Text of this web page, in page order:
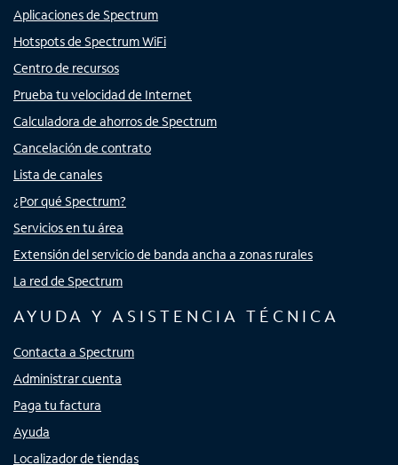
Aplicaciones de Spectrum
Hotspots de Spectrum WiFi
Centro de recursos
Prueba tu velocidad de Internet
Calculadora de ahorros de Spectrum
Cancelación de contrato
Lista de canales
¿Por qué Spectrum?
Servicios en tu área
Extensión del servicio de banda ancha a zonas rurales
La red de Spectrum
AYUDA Y ASISTENCIA TÉCNICA
Contacta a Spectrum
Administrar cuenta
Paga tu factura
Ayuda
Localizador de tiendas